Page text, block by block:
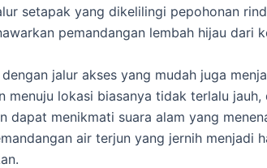
setapak yang dikelilingi pepohonan
pemandangan lembah hijau dari
jalur akses yang mudah juga
menuju lokasi biasanya tidak terlalu
dapat menikmati suara alam yang
air terjun yang jernih menjadi